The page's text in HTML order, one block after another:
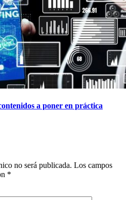
a poner en práctica
no será publicada. Los campos
*